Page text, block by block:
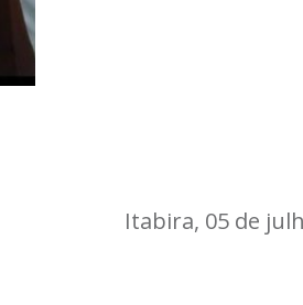
Itabira, 05 de